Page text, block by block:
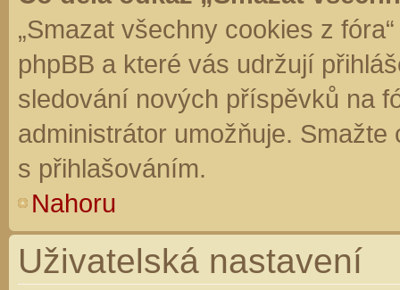
„Smazat všechny cookies z
phpBB a které vás udržují
sledování nových příspěvků na
administrátor umožňuje.
s přihlašováním.
Nahoru
Uživatelská nastavení